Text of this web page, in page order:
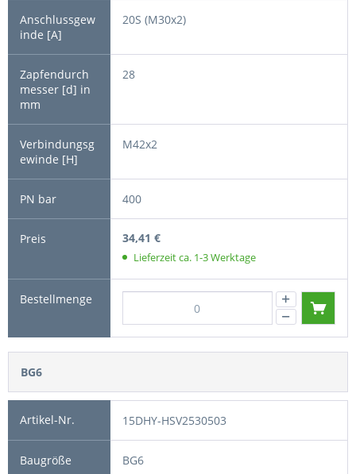
20S (M30x2)
28
M42x2
400
34,41 €
Lieferzeit ca. 1-3 Werktage
BG6
15DHY-HSV2530503
BG6